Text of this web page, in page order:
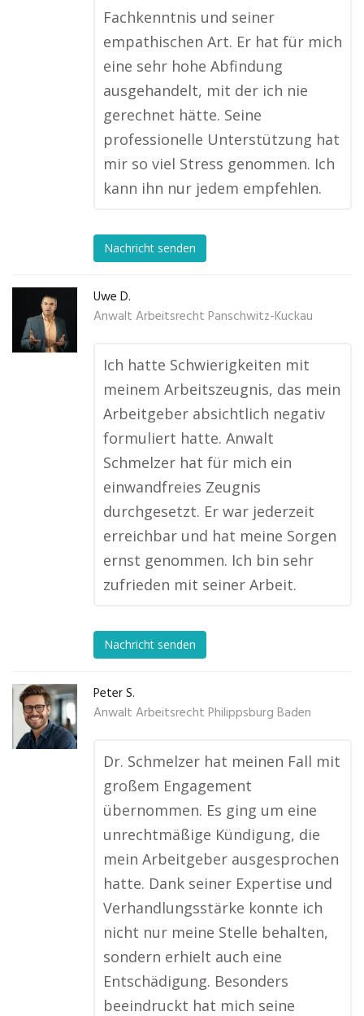
Fachkenntnis und seiner
empathischen Art. Er hat für mich
eine sehr hohe Abfindung
ausgehandelt, mit der ich nie
gerechnet hätte. Seine
professionelle Unterstützung hat
mir so viel Stress genommen. Ich
kann ihn nur jedem empfehlen.
Nachricht senden
Uwe D.
Anwalt Arbeitsrecht Panschwitz-Kuckau
Ich hatte Schwierigkeiten mit
meinem Arbeitszeugnis, das mein
Arbeitgeber absichtlich negativ
formuliert hatte. Anwalt
Schmelzer hat für mich ein
einwandfreies Zeugnis
durchgesetzt. Er war jederzeit
erreichbar und hat meine Sorgen
ernst genommen. Ich bin sehr
zufrieden mit seiner Arbeit.
Nachricht senden
Peter S.
Anwalt Arbeitsrecht Philippsburg Baden
Dr. Schmelzer hat meinen Fall mit
großem Engagement
übernommen. Es ging um eine
unrechtmäßige Kündigung, die
mein Arbeitgeber ausgesprochen
hatte. Dank seiner Expertise und
Verhandlungsstärke konnte ich
nicht nur meine Stelle behalten,
sondern erhielt auch eine
Entschädigung. Besonders
beeindruckt hat mich seine